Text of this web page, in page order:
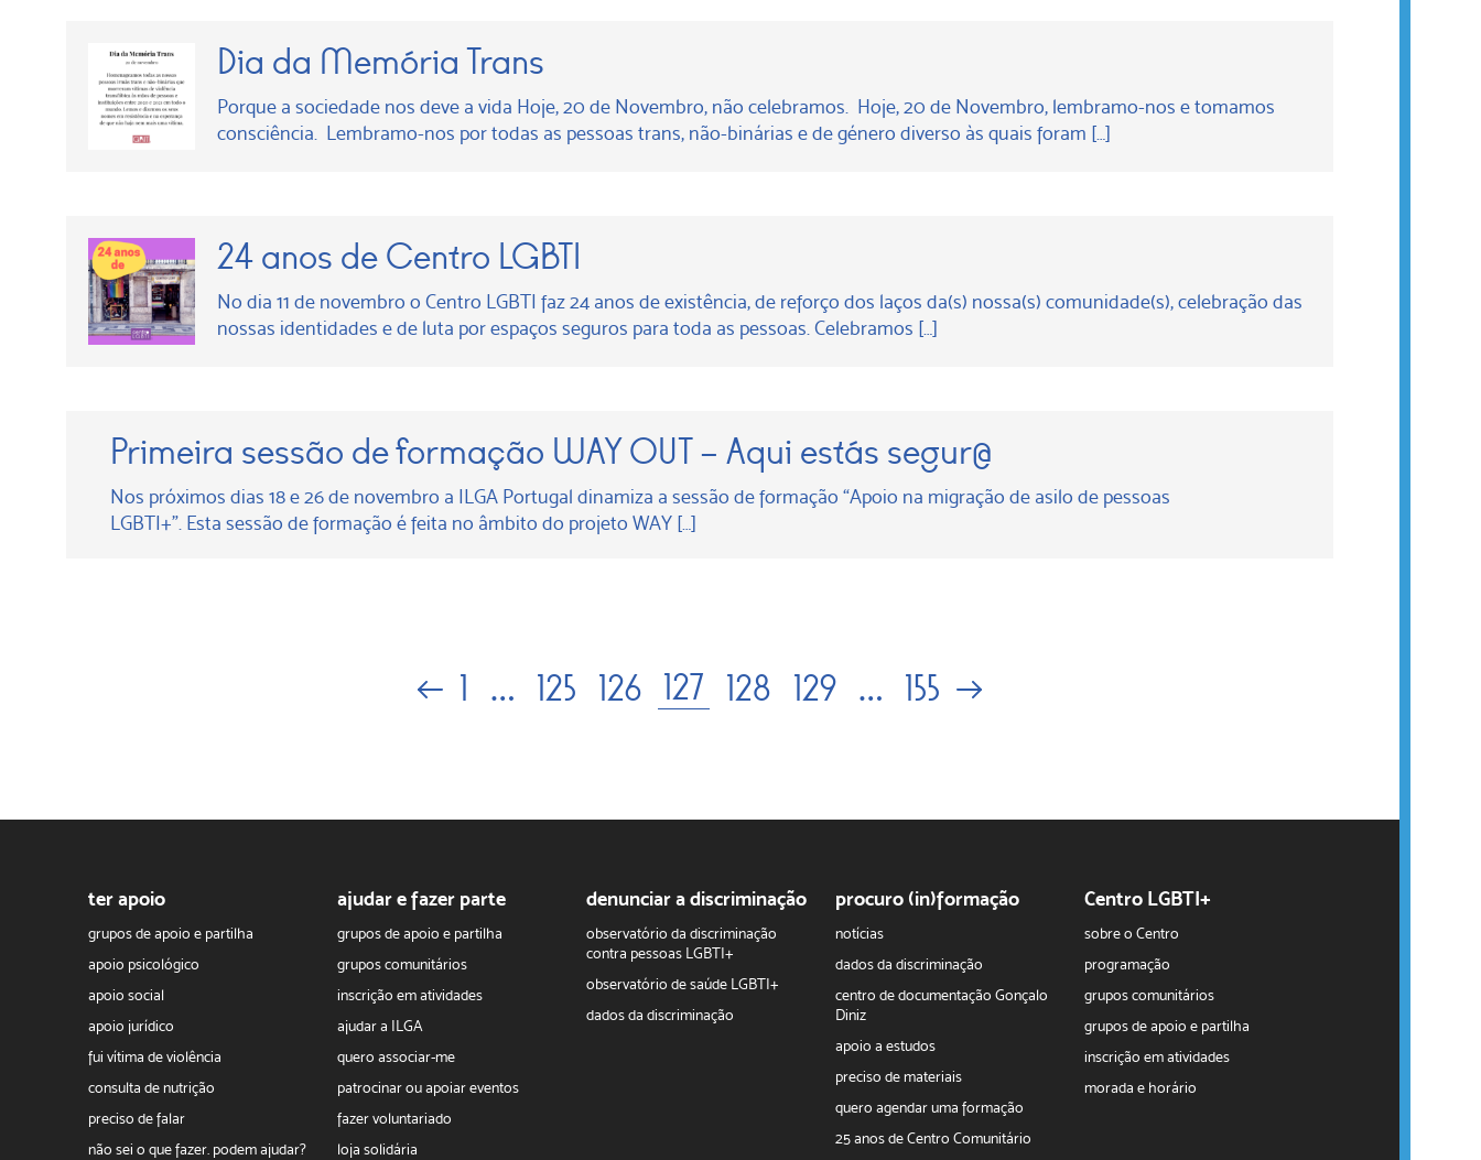
Dia da Memória Trans
Porque a sociedade nos deve a vida Hoje, 20 de Novembro, não celebramos. Hoje, 20 de Novembro, lembramo-nos e tomamos
consciência. Lembramo-nos por todas as pessoas trans, não-binárias e de género diverso às quais foram […]
24 anos de Centro LGBTI
No dia 11 de novembro o Centro LGBTI faz 24 anos de existência, de reforço dos laços da(s) nossa(s) comunidade(s), celebração das
nossas identidades e de luta por espaços seguros para toda as pessoas. Celebramos […]
Primeira sessão de formação WAY OUT – Aqui estás segur@
Nos próximos dias 18 e 26 de novembro a ILGA Portugal dinamiza a sessão de formação “Apoio na migração de asilo de pessoas
LGBTI+”. Esta sessão de formação é feita no âmbito do projeto WAY […]
1 … 125 126 127 128 129 … 155
ter apoio
grupos de apoio e partilha
apoio psicológico
apoio social
apoio jurídico
fui vítima de violência
consulta de nutrição
preciso de falar
não sei o que fazer. podem ajudar?
ajudar e fazer parte
grupos de apoio e partilha
grupos comunitários
inscrição em atividades
ajudar a ILGA
quero associar-me
patrocinar ou apoiar eventos
fazer voluntariado
loja solidária
denunciar a discriminação
observatório da discriminação
contra pessoas LGBTI+
observatório de saúde LGBTI+
dados da discriminação
procuro (in)formação
notícias
dados da discriminação
centro de documentação Gonçalo
Diniz
apoio a estudos
preciso de materiais
quero agendar uma formação
25 anos de Centro Comunitário
Centro LGBTI+
sobre o Centro
programação
grupos comunitários
grupos de apoio e partilha
inscrição em atividades
morada e horário